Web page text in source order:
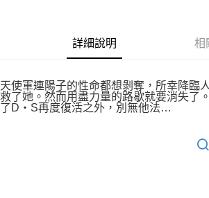
權轉讓予恩沛科技股份有限公司。
２．關於個人資料處理事宜，請瀏覽以下網址：
https://aftee.tw/terms/#terms3
「AFTEE先享後付」，若未經同意申辦者引起之損
時審查核予不同之上限額度；若仍有額度不足之情
付款後7-11取貨
每筆NT$80，滿NT$500(含以上)免運費
詳細說明 相
天使軍連陽子的性命都想剝奪，所幸降臨
救了她。然而用盡力量的路歇就要消失了
了D‧S再度復活之外，別無他法…